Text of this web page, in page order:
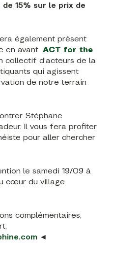
de 15% sur le prix de
également présent
en avant ACT for the
collectif d’acteurs de la
qui agissent
de notre terrain
Stéphane
Il vous fera profiter
pour aller chercher
le samedi 19/09 à
cœur du village
complémentaires,
◄